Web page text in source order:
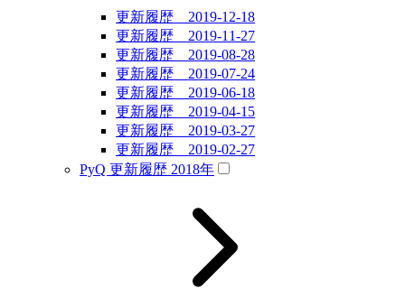
更新履歴 2019-12-18
更新履歴 2019-11-27
更新履歴 2019-08-28
更新履歴 2019-07-24
更新履歴 2019-06-18
更新履歴 2019-04-15
更新履歴 2019-03-27
更新履歴 2019-02-27
PyQ 更新履歴 2018年